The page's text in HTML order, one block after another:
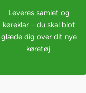
Leveres samlet og
køreklar – du skal blot
glæde dig over dit nye
køretøj.